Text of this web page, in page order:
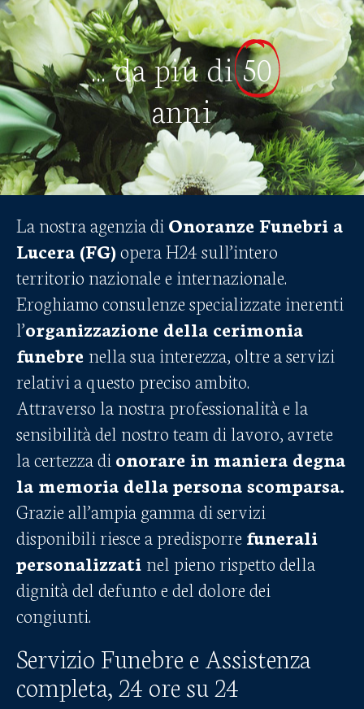
... da più di50
anni
La nostra agenzia di Onoranze Funebri a
Lucera (FG)opera H24 sull’intero
territorio nazionale e internazionale.
Eroghiamo consulenze specializzate inerenti
l’organizzazione della cerimonia
funebre nella sua interezza, oltre a servizi
relativi a questo preciso ambito.
Attraverso la nostra professionalità e la
sensibilità del nostro team di lavoro, avrete
la certezza di onorare in maniera degna
la memoria della persona scomparsa.
Grazie all’ampia gamma di servizi
disponibili riesce a predisporrefunerali
personalizzati nel pieno rispetto della
dignità del defunto e del dolore dei
congiunti.
Servizio Funebre e Assistenza
completa, 24 ore su 24